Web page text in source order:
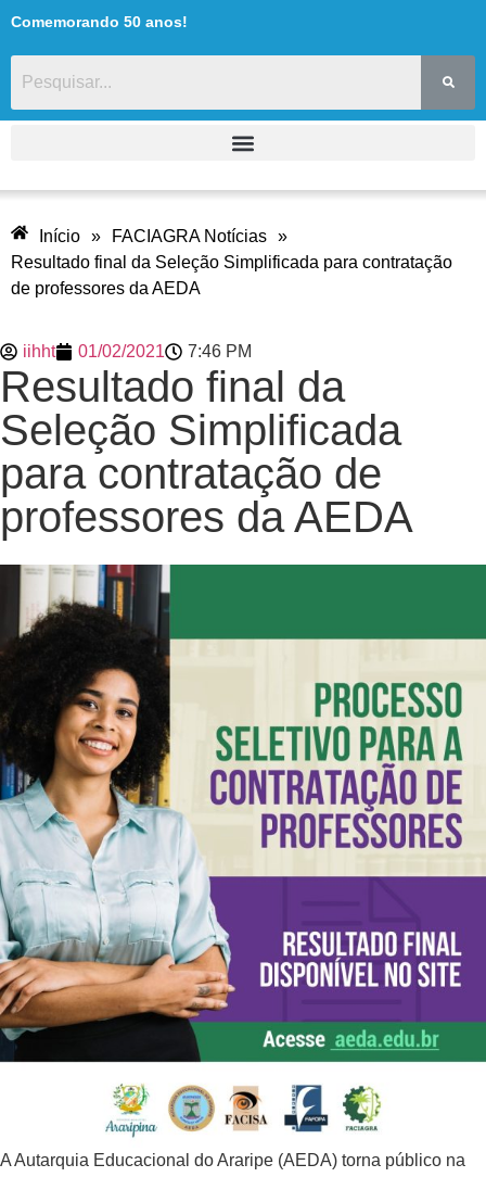
Comemorando 50 anos!
Início » FACIAGRA Notícias »
Resultado final da Seleção Simplificada para contratação
de professores da AEDA
iihht 01/02/2021 7:46 PM
Resultado final da
Seleção Simplificada
para contratação de
professores da AEDA
A Autarquia Educacional do Araripe (AEDA) torna público na